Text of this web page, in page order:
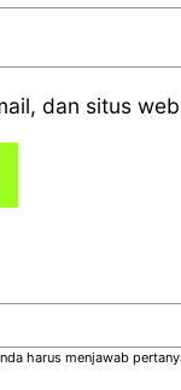
dan situs
harus menjawab